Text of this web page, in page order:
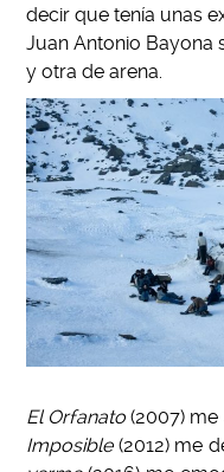
decir que tenía unas
Juan Antonio Bayona
y otra de arena.
El Orfanato (2007)
Imposible(2012) me